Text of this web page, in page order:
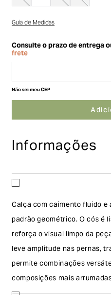
Guia de Medidas
Não sei meu CEP
Informações
Calça com caimento fluido
padrão geométrico. O cós é
reforça o visual limpo da
leve amplitude nas pernas,
permite combinações
composições mais